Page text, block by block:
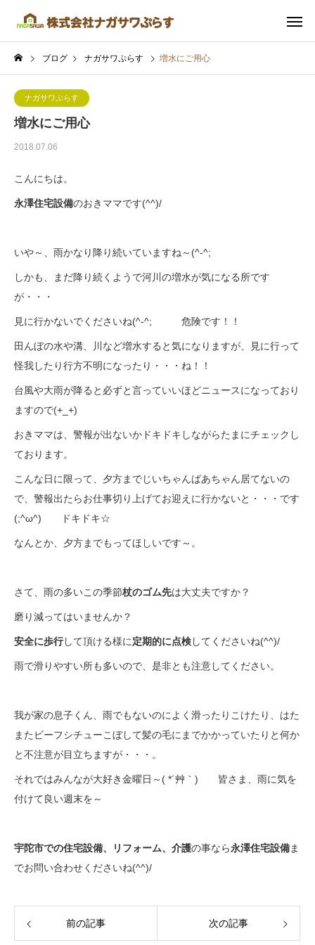
ブログ ナガサワぷらす 増水にご用心
ナガサワぷらす
増水にご用心
2018.07.06
こんにちは。
永澤住宅設備のおきママです(^^)/
いや～、雨かなり降り続いていますね～(^-^;
しかも、まだ降り続くようで河川の増水が気になる所です
が・・・
見に行かないでくださいね(^-^; 危険です！！
田んぼの水や溝、川など増水すると気になりますが、見に行って
怪我したり行方不明になったり・・・ね！！
台風や大雨が降ると必ずと言っていいほどニュースになっており
ますので(+_+)
おきママは、警報が出ないかドキドキしながらたまにチェックし
ております。
こんな日に限って、夕方までじいちゃんばあちゃん居てないの
で、警報出たらお仕事切り上げてお迎えに行かないと・・・です
(;^ω^) ドキドキ☆
なんとか、夕方までもってほしいです～。
さて、雨の多いこの季節杖のゴム先は大丈夫ですか？
磨り減ってはいませんか？
安全に歩行して頂ける様に定期的に点検してくださいね(^^)/
雨で滑りやすい所も多いので、是非とも注意してください。
我が家の息子くん、雨でもないのによく滑ったりこけたり、はた
またビーフシチューこぼして髪の毛にまでかかっていたりと何か
と不注意が目立ちますが・・・。
それではみんなが大好き金曜日～( *´艸｀) 皆さま、雨に気を
付けて良い週末を～
宇陀市での住宅設備、リフォーム、介護の事なら永澤住宅設備ま
でお問い合わせくださいね(^^)/
前の記事 次の記事